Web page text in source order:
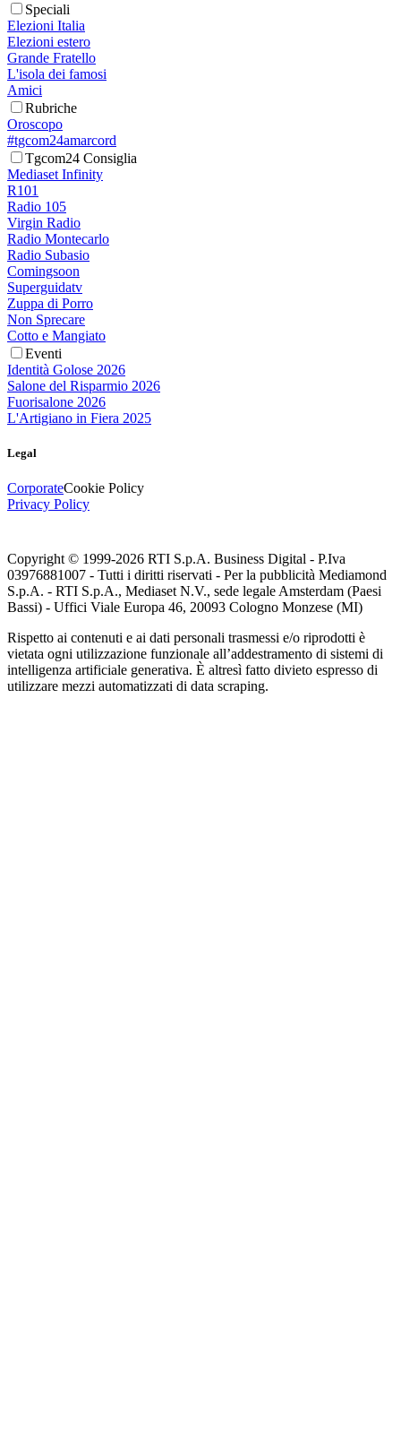
Speciali
Elezioni Italia
Elezioni estero
Grande Fratello
L'isola dei famosi
Amici
Rubriche
Oroscopo
#tgcom24amarcord
Tgcom24 Consiglia
Mediaset Infinity
R101
Radio 105
Virgin Radio
Radio Montecarlo
Radio Subasio
Comingsoon
Superguidatv
Zuppa di Porro
Non Sprecare
Cotto e Mangiato
Eventi
Identità Golose 2026
Salone del Risparmio 2026
Fuorisalone 2026
L'Artigiano in Fiera 2025
Legal
CorporateCookie Policy
Privacy Policy
Copyright © 1999-2026 RTI S.p.A. Business Digital - P.Iva
03976881007 - Tutti i diritti riservati - Per la pubblicità Mediamond
S.p.A. - RTI S.p.A., Mediaset N.V., sede legale Amsterdam (Paesi
Bassi) - Uffici Viale Europa 46, 20093 Cologno Monzese (MI)
Rispetto ai contenuti e ai dati personali trasmessi e/o riprodotti è
vietata ogni utilizzazione funzionale all’addestramento di sistemi di
intelligenza artificiale generativa. È altresì fatto divieto espresso di
utilizzare mezzi automatizzati di data scraping.